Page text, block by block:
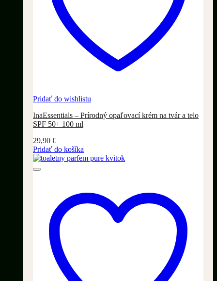
Pridať do wishlistu
InaEssentials – Prírodný opaľovací krém na tvár a telo
SPF 50+ 100 ml
29,90 €
Pridať do košíka